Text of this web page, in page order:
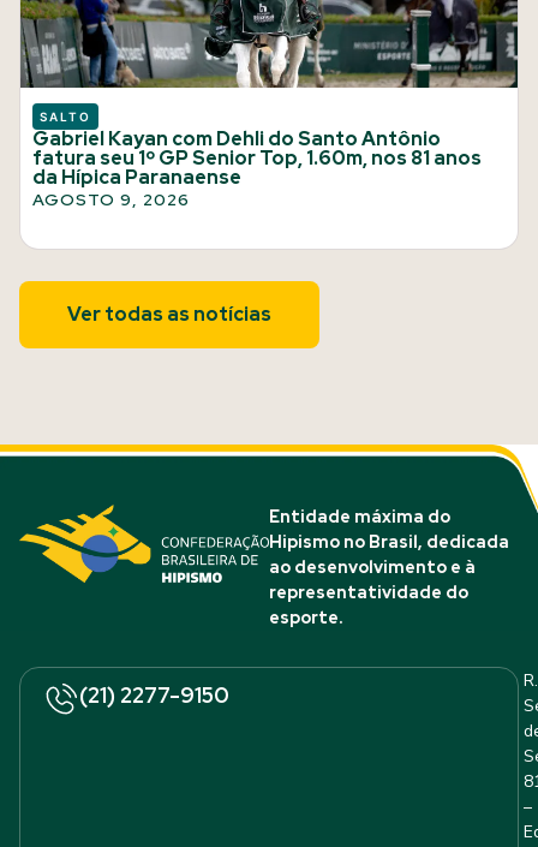
SALTO
Gabriel Kayan com Dehli do Santo Antônio
fatura seu 1º GP Senior Top, 1.60m, nos 81 anos
da Hípica Paranaense
AGOSTO 9, 2026
Ver todas as notícias
Entidade máxima do
Hipismo no Brasil, dedicada
ao desenvolvimento e à
representatividade do
esporte.
(21) 2277-9150
R.
–